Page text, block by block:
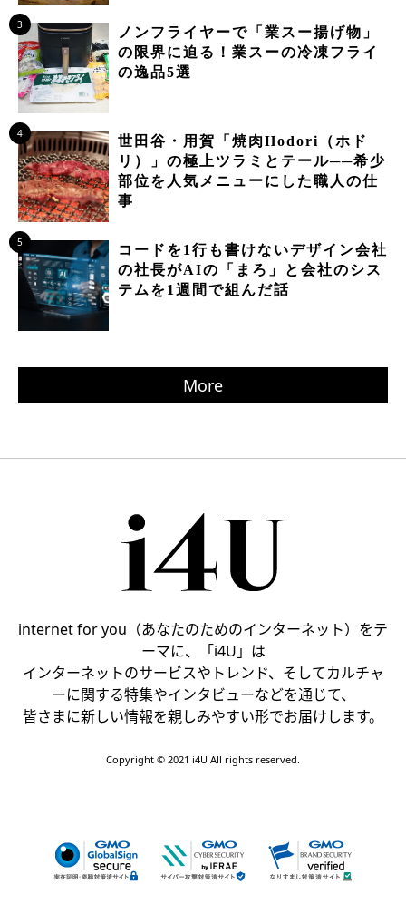
3
ノンフライヤーで「業スー揚げ物」
の限界に迫る！業スーの冷凍フライ
の逸品5選
4
世田谷・用賀「焼肉Hodori（ホド
リ）」の極上ツラミとテール──希少
部位を人気メニューにした職人の仕
事
5
コードを1行も書けないデザイン会社
の社長がAIの「まろ」と会社のシス
テムを1週間で組んだ話
More
internet for you（あなたのためのインターネット）をテ
ーマに、「i4U」は
インターネットのサービスやトレンド、そしてカルチャ
ーに関する特集やインタビューなどを通じて、
皆さまに新しい情報を親しみやすい形でお届けします。
Copyright © 2021 i4U All rights reserved.